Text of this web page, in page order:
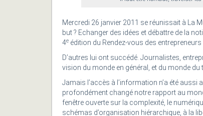
Mercredi 26 janvier 2011 se réunissait à La
but ? Echanger des idées et débattre de la
4e édition du Rendez-vous des
D’autres lui ont succédé. Journalistes,
vision du monde en général, et du monde du
Jamais l’accès à l’information n’a été
profondément changé notre rapport au
fenêtre ouverte sur la complexité, le
schémas d’organisation hiérarchique, à la